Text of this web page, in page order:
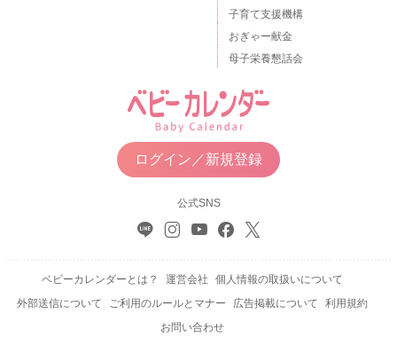
子育て支援機構
おぎゃー献金
母子栄養懇話会
ログイン／新規登録
公式SNS
ベビーカレンダーとは？ 運営会社
個人情報の取扱いについて
外部送信について
ご利用のルールとマナー 広告掲載について
利用規約
お問い合わせ